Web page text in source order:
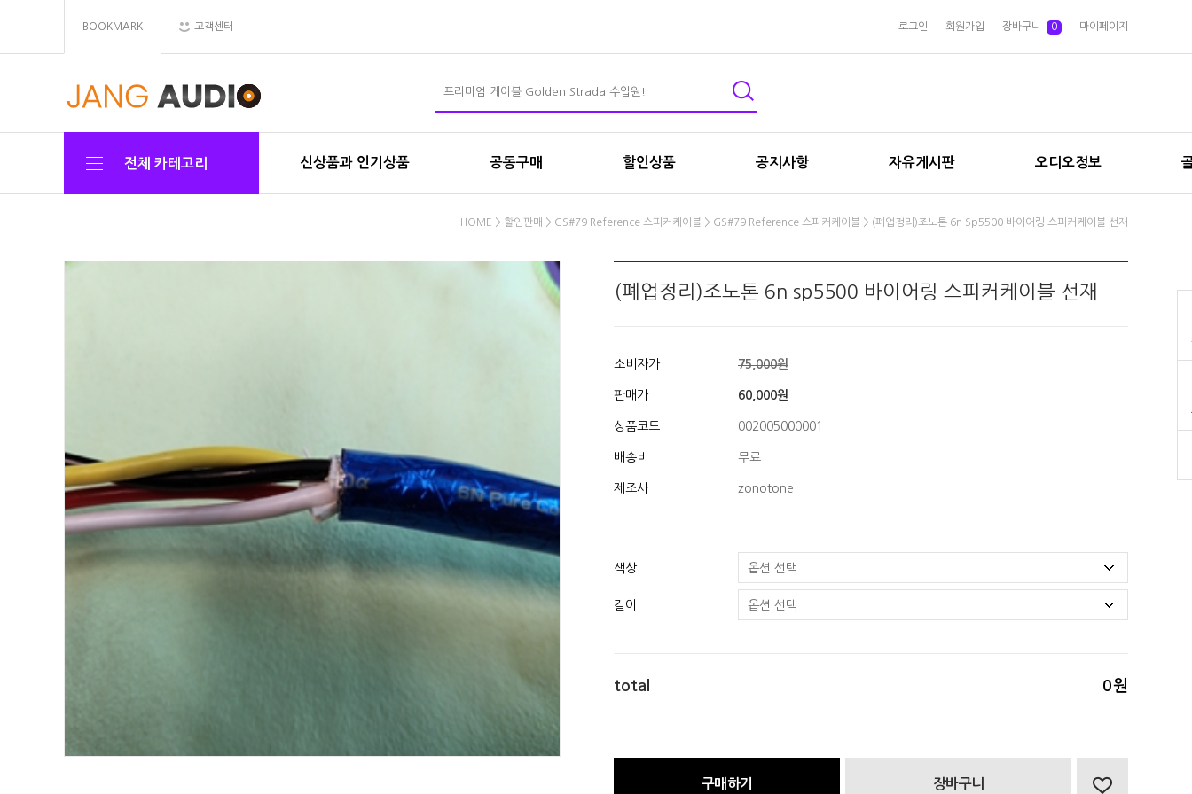
BOOKMARK 고객센터 로그인 회원가입 장바구니 0 마이페이지
전체 카테고리 신상품과 인기상품 공동구매 할인상품 공지사항 자유게시판 오디오정보
HOME > 할인판매 > GS#79 Reference 스피커케이블 > GS#79 Reference 스피커케이블 > (폐업정리)조노톤 6n Sp5500 바이어링 스피커케이블 선재
(폐업정리)조노톤 6n sp5500 바이어링 스피커케이블 선재
소비자가 75,000원
판매가 60,000원
상품코드 002005000001
배송비 무료
제조사 zonotone
색상
길이
total 0원
구매하기 장바구니